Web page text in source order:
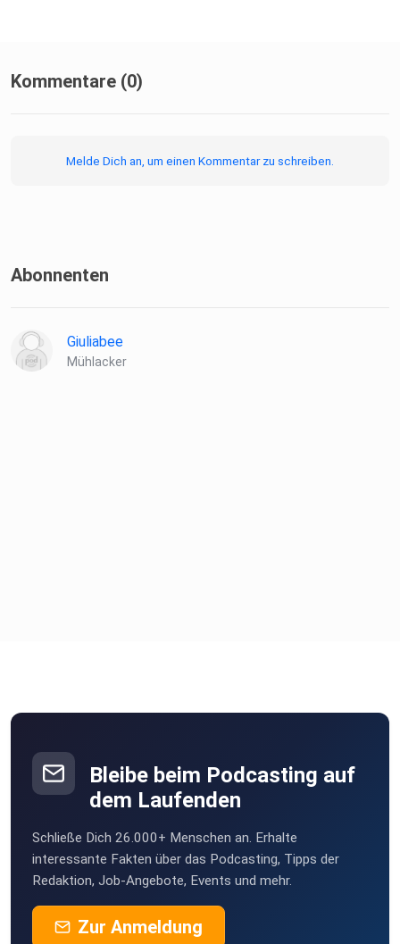
Kommentare (0)
Melde Dich an, um einen Kommentar zu schreiben.
Abonnenten
Giuliabee
Mühlacker
Bleibe beim Podcasting auf
dem Laufenden
Schließe Dich 26.000+ Menschen an. Erhalte
interessante Fakten über das Podcasting, Tipps der
Redaktion, Job-Angebote, Events und mehr.
Zur Anmeldung